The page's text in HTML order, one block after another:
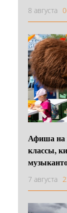
8 августа
Афиша на
классы,
7 августа